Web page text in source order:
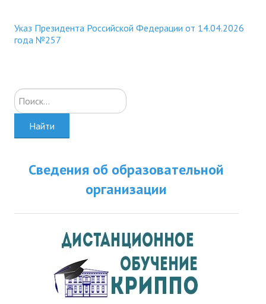
Указ Президента Российской Федерации от 14.04.2026
года №257
Искать...
Найти
Сведения об образовательной
организации